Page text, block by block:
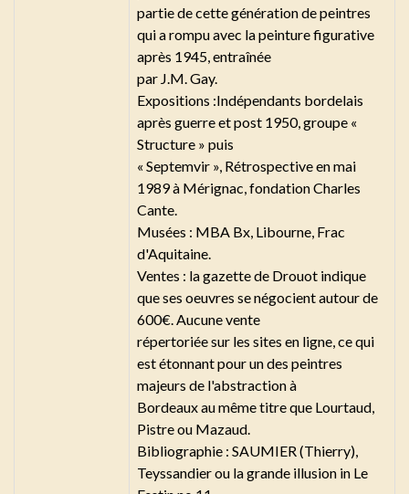
partie de cette génération de peintres
qui a rompu avec la peinture figurative
après 1945, entraînée
par J.M. Gay.
Expositions :Indépendants bordelais
après guerre et post 1950, groupe «
Structure » puis
« Septemvir », Rétrospective en mai
1989 à Mérignac, fondation Charles
Cante.
Musées : MBA Bx, Libourne, Frac
d'Aquitaine.
Ventes : la gazette de Drouot indique
que ses oeuvres se négocient autour de
600€. Aucune vente
répertoriée sur les sites en ligne, ce qui
est étonnant pour un des peintres
majeurs de l'abstraction à
Bordeaux au même titre que Lourtaud,
Pistre ou Mazaud.
Bibliographie : SAUMIER (Thierry),
Teyssandier ou la grande illusion in Le